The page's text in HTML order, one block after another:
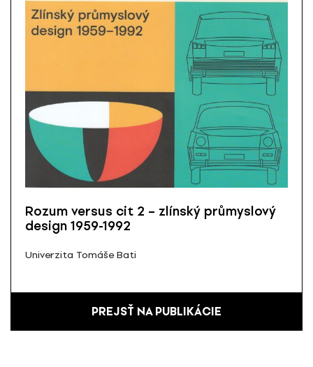
Rozum versus cit 2 – zlínský průmyslový
design 1959-1992
Univerzita Tomáše Bati
PREJSŤ NA PUBLIKÁCIE